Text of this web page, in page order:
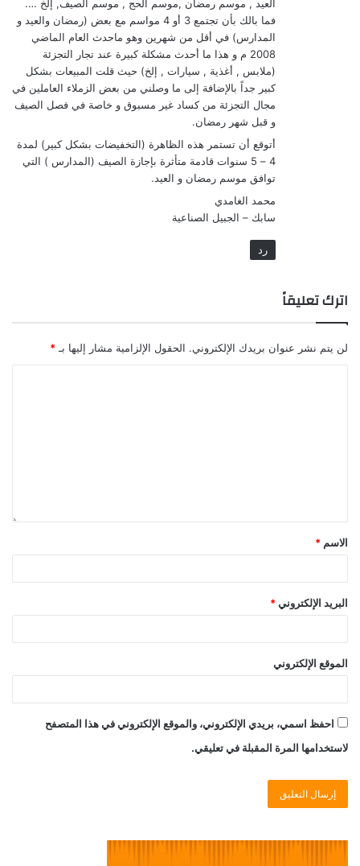
العيد , موسم رمضان ,موسم الحج , موسم الصيف, إلخ ….
فما بالك بأن تجتمع 3 أو 4 مواسم مع بعض (رمضان والعيد و
المدارس) في أقل من شهرين وهو ماحدث العام الماضي
2008 م و هذا ما أحدث مشكلة كبيرة عند تجار التجزئة
(ملابس , أغذية , سيارات , إلخ) حيث قلت المبيعات بشكل
كبير جداً بالإضافة إلى ما وصلني من بعض الزملاء العاملين في
مجال التجزئة من كساد غير مسبوق و خاصة في فصل الصيف
و قبل شهر رمضان.
أتوقع أن تستمر هذه الظاهرة (التخفيضات بشكل كبير) لمدة
4 – 5 سنوات قادمة متأثرة بإجازة الصيف (المدارس ) التي
توافق موسم رمضان و العيد.
محمد الغامدي
سابك – الجبيل الصناعية
رد
اترك تعليقاً
لن يتم نشر عنوان بريدك الإلكتروني. الحقول الإلزامية مشار إليها بـ *
الاسم *
البريد الإلكتروني *
الموقع الإلكتروني
احفظ اسمي، بريدي الإلكتروني، والموقع الإلكتروني في هذا المتصفح
لاستخدامها المرة المقبلة في تعليقي.